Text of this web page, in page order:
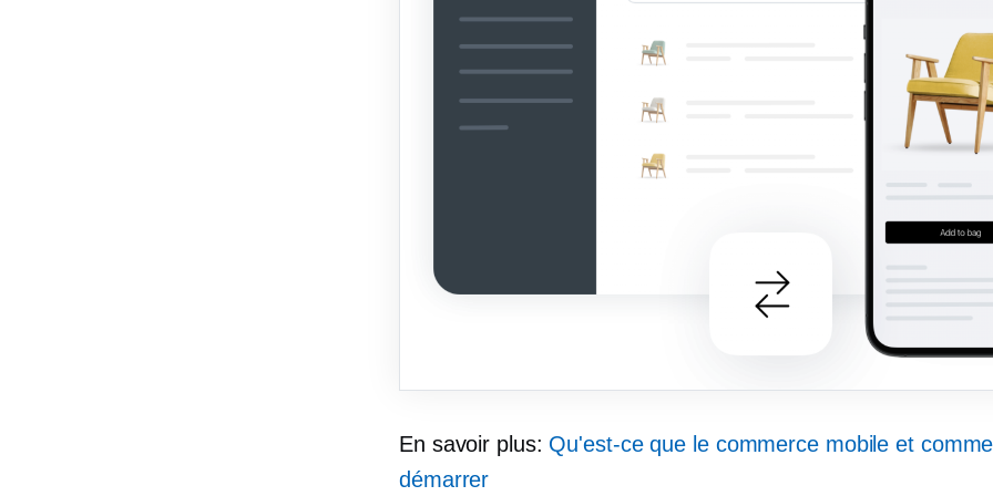
En savoir plus: Qu'est-ce que le commerce mobile et
démarrer